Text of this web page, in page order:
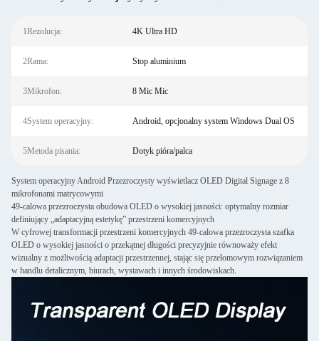
1Rezolucja: 4K Ultra HD
2Rama: Stop aluminium
3Mikrofon: 8 Mic Mic
4System operacyjny: Android, opcjonalny system Windows Dual OS
5Metoda pisania: Dotyk pióra/palca
System operacyjny Android Przezroczysty wyświetlacz OLED Digital Signage z 8
mikrofonami matrycowymi
49-calowa przezroczysta obudowa OLED o wysokiej jasności: optymalny rozmiar
definiujący „adaptacyjną estetykę” przestrzeni komercyjnych
W cyfrowej transformacji przestrzeni komercyjnych 49-calowa przezroczysta szafka
OLED o wysokiej jasności o przekątnej długości precyzyjnie równoważy efekt
wizualny z możliwością adaptacji przestrzennej, stając się przełomowym rozwiązaniem
w handlu detalicznym, biurach, wystawach i innych środowiskach.